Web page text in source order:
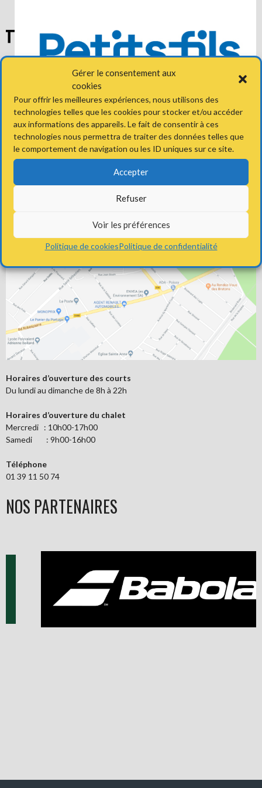
Gérer le consentement aux
cookies
Pour offrir les meilleures expériences, nous utilisons des
technologies telles que les cookies pour stocker et/ou accéder
aux informations des appareils. Le fait de consentir à ces
technologies nous permettra de traiter des données telles que
le comportement de navigation ou les ID uniques sur ce site.
Accepter
Refuser
Voir les préférences
Politique de cookiesPolitique de confidentialité
RETROUVEZ-NOUS
Stade Léo Lagrange
78300 Poissy
Horaires d’ouverture des courts
Du lundi au dimanche de 8h à 22h
Horaires d’ouverture du chalet
Mercredi : 10h00-17h00
Samedi : 9h00-16h00
Téléphone
01 39 11 50 74
NOS PARTENAIRES